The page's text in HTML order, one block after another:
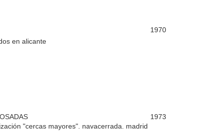
1970
en alicante
1973
"cercas mayores". navacerrada. madrid